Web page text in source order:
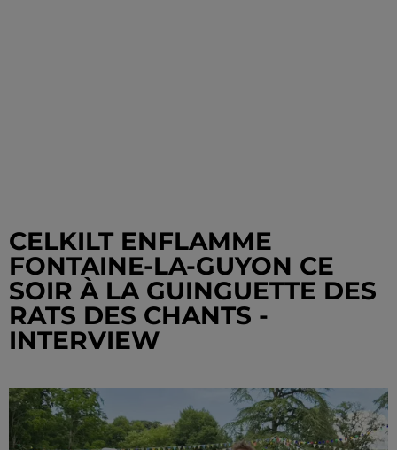
CELKILT ENFLAMME
FONTAINE-LA-GUYON CE
SOIR À LA GUINGUETTE DES
RATS DES CHANTS -
INTERVIEW